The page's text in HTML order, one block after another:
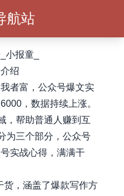
航站
报童_
绍
者富，公众号爆文实
，数据持续上涨。
，帮助普通人赚到互
为三个部分，公众号
实战心得，满满干
货，涵盖了爆款写作方